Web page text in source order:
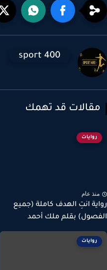
sport 400
قد تهمك
روايات
عام
انتِ الهدف كاملة (جميع
بقلم ملك أحمد
روايات